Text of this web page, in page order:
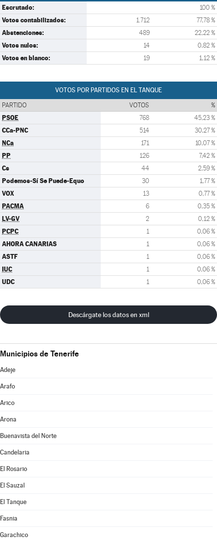
Escrutado: 100 %
Votos contabilizados: 1.712 77,78 %
Abstenciones: 489 22,22 %
Votos nulos: 14 0,82 %
Votos en blanco: 19 1,12 %
VOTOS POR PARTIDOS EN EL TANQUE
PARTIDO VOTOS %
PSOE 768 45,23 %
CCa-PNC 514 30,27 %
NCa 171 10,07 %
PP 126 7,42 %
Cs 44 2,59 %
Podemos-Sí Se Puede-Equo 30 1,77 %
VOX 13 0,77 %
PACMA 6 0,35 %
LV-GV 2 0,12 %
PCPC 1 0,06 %
AHORA CANARIAS 1 0,06 %
ASTF 1 0,06 %
IUC 1 0,06 %
UDC 1 0,06 %
Descárgate los datos en xml
Municipios de Tenerife
Adeje
Arafo
Arico
Arona
Buenavista del Norte
Candelaria
El Rosario
El Sauzal
El Tanque
Fasnia
Garachico